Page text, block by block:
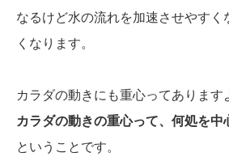
なるけど水の流れを加速させやすく
くなります。
カラダの動きにも重心ってあります
カラダの動きの重心って、何処を中
ということです。